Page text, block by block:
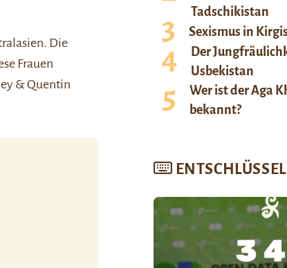
Die
Frauen
& Quentin
Tadschikistan
Sexismus in
Der
Usbekistan
Wer ist der Aga
bekannt?